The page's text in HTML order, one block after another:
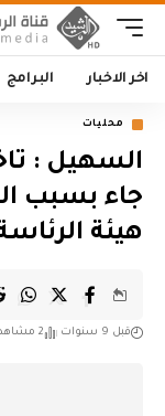
اخر الاخبار البرامج
محليات
السهيل :
جاء بسبب
هيئة
قبل 9 سنوات 2 مشاهدات